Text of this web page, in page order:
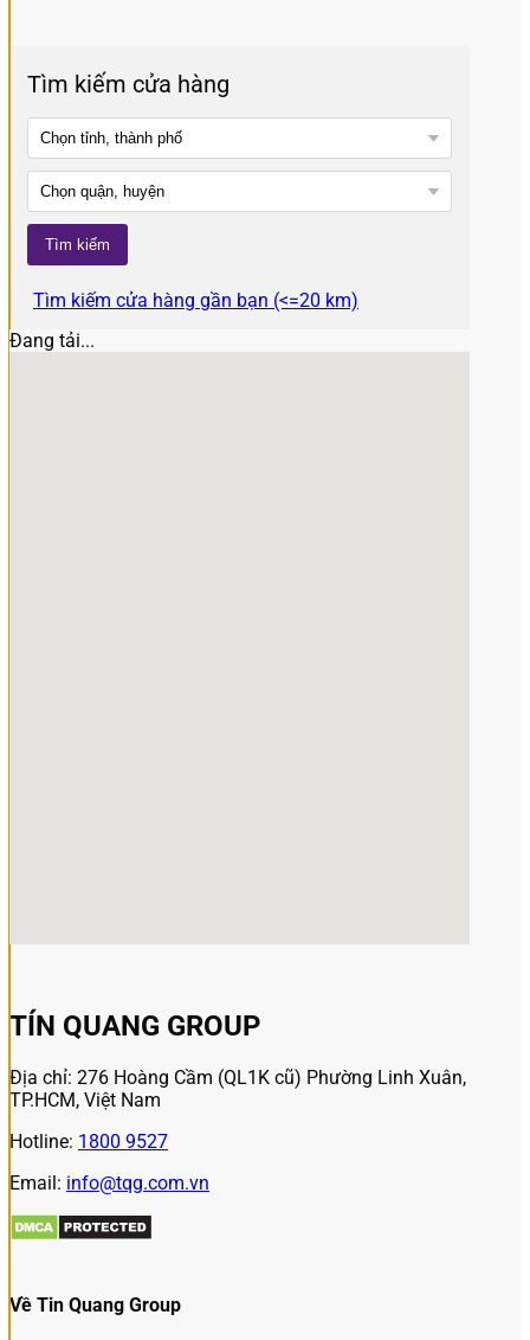
Tìm kiếm cửa hàng
Tìm kiếm cửa hàng gần bạn (<=20 km)
Đang tải...
TÍN QUANG GROUP
Địa chỉ: 276 Hoàng Cầm (QL1K cũ) Phường Linh Xuân,
TP.HCM, Việt Nam
Hotline: 1800 9527
Email: info@tqg.com.vn
Về Tin Quang Group